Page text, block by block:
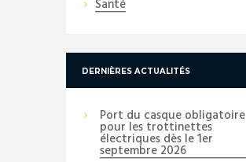
Santé
DERNIÈRES ACTUALITÉS
Port du casque obligatoire
pour les trottinettes
électriques dès le 1er
septembre 2026